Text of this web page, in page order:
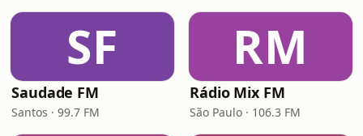
SF
Saudade FM
Santos · 99.7 FM
RM
Rádio Mix FM
São Paulo · 106.3 FM